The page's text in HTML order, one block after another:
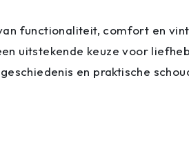
functionaliteit, comfort en
uitstekende keuze voor
en praktische